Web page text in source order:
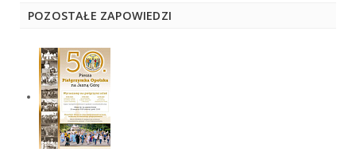
POZOSTAŁE ZAPOWIEDZI